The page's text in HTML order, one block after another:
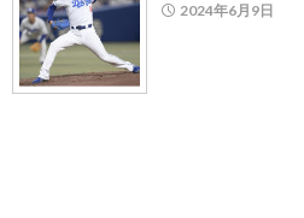
2024年6月9日